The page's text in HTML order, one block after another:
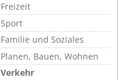
Freizeit
Sport
Familie und Soziales
Planen, Bauen, Wohnen
Verkehr